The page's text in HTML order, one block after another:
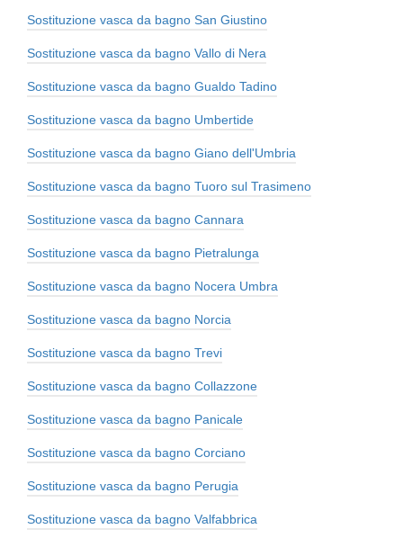
Sostituzione vasca da bagno San Giustino
Sostituzione vasca da bagno Vallo di Nera
Sostituzione vasca da bagno Gualdo Tadino
Sostituzione vasca da bagno Umbertide
Sostituzione vasca da bagno Giano dell'Umbria
Sostituzione vasca da bagno Tuoro sul Trasimeno
Sostituzione vasca da bagno Cannara
Sostituzione vasca da bagno Pietralunga
Sostituzione vasca da bagno Nocera Umbra
Sostituzione vasca da bagno Norcia
Sostituzione vasca da bagno Trevi
Sostituzione vasca da bagno Collazzone
Sostituzione vasca da bagno Panicale
Sostituzione vasca da bagno Corciano
Sostituzione vasca da bagno Perugia
Sostituzione vasca da bagno Valfabbrica